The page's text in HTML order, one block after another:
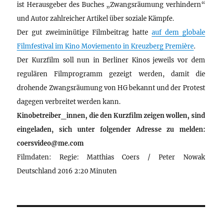
ist Herausgeber des Buches „Zwangsräumung verhindern“
und Autor zahlreicher Artikel über soziale Kämpfe.
Der gut zweiminütige Filmbeitrag hatte auf dem globale
Filmfestival im Kino Moviemento in Kreuzberg Première.
Der Kurzfilm soll nun in Berliner Kinos jeweils vor dem
regulären Filmprogramm gezeigt werden, damit die
drohende Zwangsräumung von HG bekannt und der Protest
dagegen verbreitet werden kann.
Kinobetreiber_innen, die den Kurzfilm zeigen wollen, sind
eingeladen, sich unter folgender Adresse zu melden:
coersvideo@me.com
Filmdaten: Regie: Matthias Coers / Peter Nowak
Deutschland 2016 2:20 Minuten